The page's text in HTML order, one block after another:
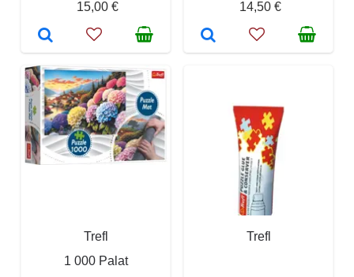
15,00 € 14,50 €
Trefl
1 000 Palat
Trefl